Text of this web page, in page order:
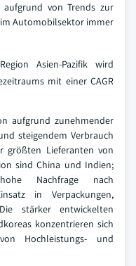
von Trends zur
Automobilsektor immer
Asien-Pazifik wird
mit einer CAGR
aufgrund zunehmender
steigendem Verbrauch
größten Lieferanten von
sind China und Indien;
Nachfrage nach
in Verpackungen,
stärker entwickelten
konzentrieren sich
Hochleistungs- und